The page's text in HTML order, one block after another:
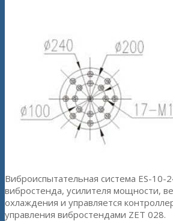
Виброиспытательная система ES-10-
вибростенда, усилителя мощности,
охлаждения и управляется
управления вибростендами ZET 028.